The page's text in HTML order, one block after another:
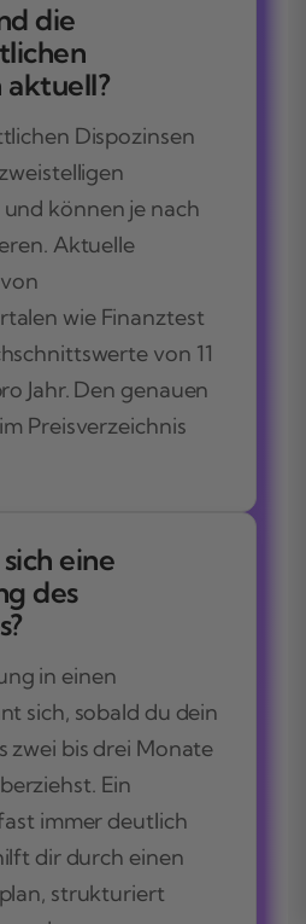
die
aktuell?
Dispozinsen
können je nach
Aktuelle
wie Finanztest
von 11
Jahr. Den genauen
Preisverzeichnis
eine
des
in einen
sich, sobald du dein
zwei bis drei Monate
Ein
immer deutlich
dir durch einen
strukturiert